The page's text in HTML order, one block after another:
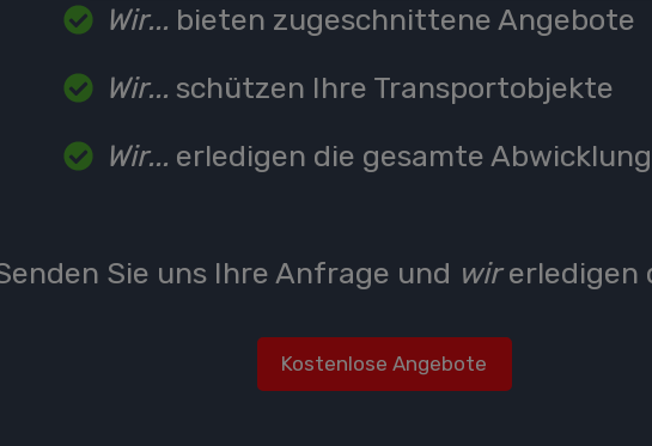
Wir... bieten zugeschnittene Angebote
Wir... schützen Ihre Transportobjekte
Wir... erledigen die gesamte Abwicklung
Sie uns Ihre Anfrage und wirerledigen
Kostenlose Angebote